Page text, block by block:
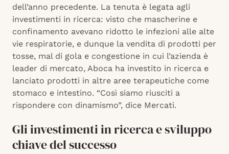
dell’anno precedente. La tenuta è legata agli
investimenti in ricerca: visto che mascherine e
confinamento avevano ridotto le infezioni alle alte
vie respiratorie, e dunque la vendita di prodotti per
tosse, mal di gola e congestione in cui l’azienda è
leader di mercato, Aboca ha investito in ricerca e
lanciato prodotti in altre aree terapeutiche come
stomaco e intestino. “Così siamo riusciti a
rispondere con dinamismo”, dice Mercati.
Gli investimenti in ricerca e sviluppo
chiave del successo